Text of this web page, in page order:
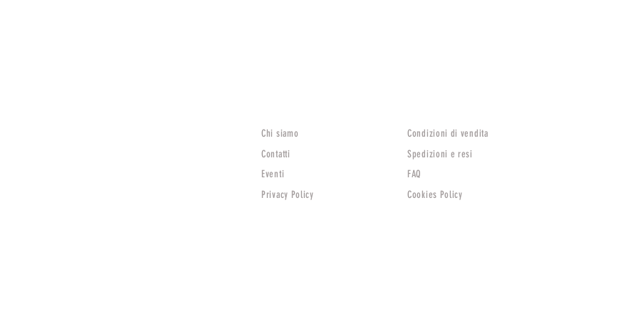
Chi siamo
Contatti
Eventi
Privacy Policy
Condizioni di vendita
Spedizioni e resi
FAQ
Cookies Policy